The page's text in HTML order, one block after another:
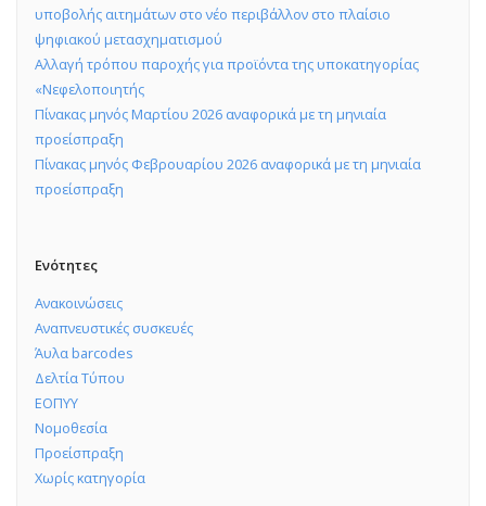
υποβολής αιτημάτων στο νέο περιβάλλον στο πλαίσιο
ψηφιακού μετασχηματισμού
Αλλαγή τρόπου παροχής για προϊόντα της υποκατηγορίας
«Νεφελοποιητής
Πίνακας μηνός Μαρτίου 2026 αναφορικά με τη μηνιαία
προείσπραξη
Πίνακας μηνός Φεβρουαρίου 2026 αναφορικά με τη μηνιαία
προείσπραξη
Ενότητες
Ανακοινώσεις
Αναπνευστικές συσκευές
Άυλα barcodes
Δελτία Τύπου
ΕΟΠΥΥ
Νομοθεσία
Προείσπραξη
Χωρίς κατηγορία